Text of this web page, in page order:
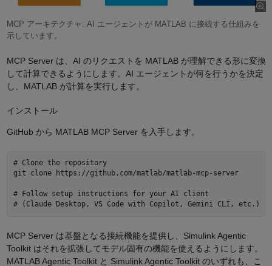
MCP アーキテクチャ: AI エージェントが MATLAB に接続する仕組みを
示しています。
MCP Server は、AI のリクエストを MATLAB が理解できる形に変換
して計算できるようにします。AI エージェントが何を行うかを決定
し、MATLAB が計算を実行します。
インストール
GitHub から MATLAB MCP Server を入手します。
# Clone the repository
git clone https://github.com/matlab/matlab-mcp-server
# Follow setup instructions for your AI client
MCP Server は基盤となる接続機能を提供し、Simulink Agentic
Toolkit はそれを拡張してモデル固有の機能を使えるようにします。
MATLAB Agentic Toolkit と Simulink Agentic Toolkit のいずれも、こ